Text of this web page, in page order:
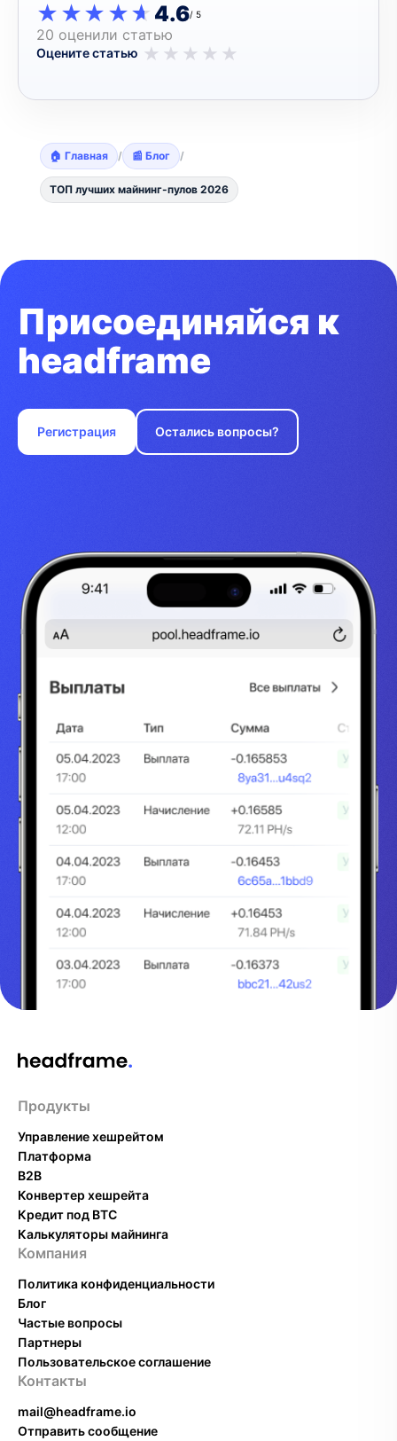
★★★★★
★★★★★ 4.6/ 5
20 оценили статью
Оцените статью ★ ★ ★ ★ ★
🏠 Главная / 📰 Блог /
ТОП лучших майнинг-пулов 2026
Присоединяйся к
headframe
Регистрация Остались вопросы?
Продукты
Управление хешрейтом
Платформа
B2B
Конвертер хешрейта
Кредит под BTC
Калькуляторы майнинга
Компания
Политика конфиденциальности
Блог
Частые вопросы
Партнеры
Пользовательское соглашение
Контакты
mail@headframe.io
Отправить сообщение